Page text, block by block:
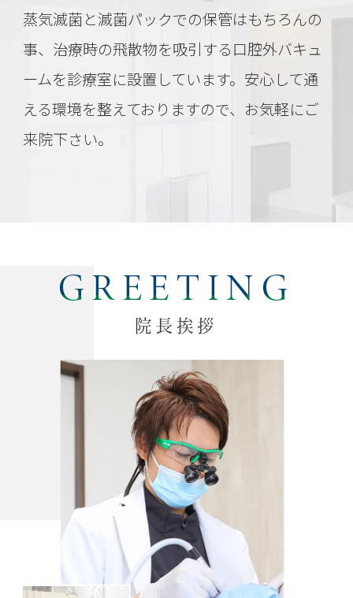
蒸気滅菌と滅菌パックでの保管はもちろんの
事、治療時の飛散物を吸引する口腔外バキュ
ームを診療室に設置しています。安心して通
える環境を整えておりますので、お気軽にご
来院下さい。
GREETING
院長挨拶